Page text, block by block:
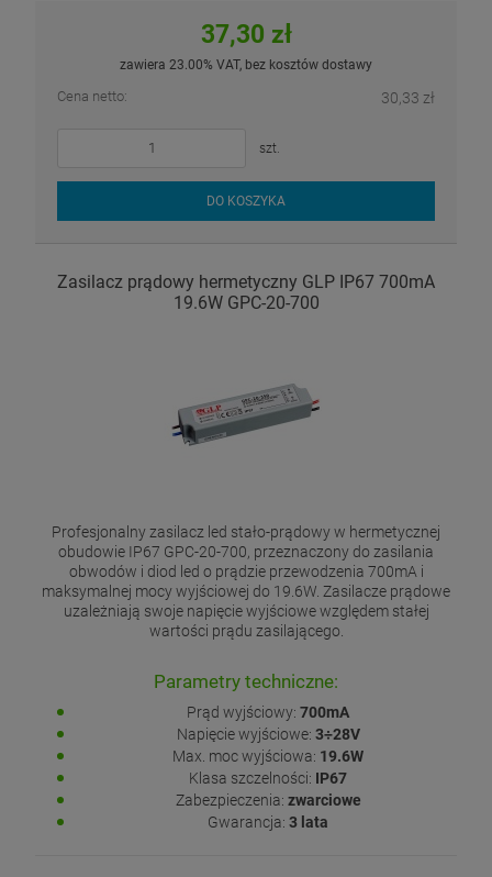
37,30 zł
zawiera 23.00% VAT, bez kosztów dostawy
Cena netto: 30,33 zł
szt.
DO KOSZYKA
Zasilacz prądowy hermetyczny GLP IP67 700mA
19.6W GPC-20-700
Profesjonalny zasilacz led stało-prądowy w hermetycznej
obudowie IP67 GPC-20-700, przeznaczony do zasilania
obwodów i diod led o prądzie przewodzenia 700mA i
maksymalnej mocy wyjściowej do 19.6W. Zasilacze prądowe
uzależniają swoje napięcie wyjściowe względem stałej
wartości prądu zasilającego.
Parametry techniczne:
Prąd wyjściowy: 700mA
Napięcie wyjściowe: 3÷28V
Max. moc wyjściowa: 19.6W
Klasa szczelności: IP67
Zabezpieczenia: zwarciowe
Gwarancja: 3 lata